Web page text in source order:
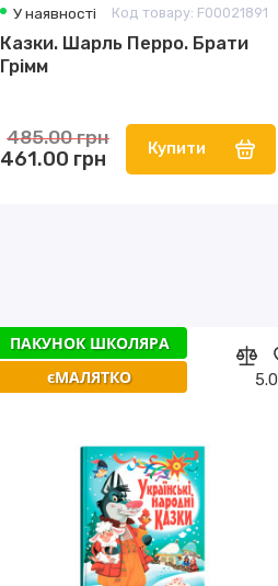
У наявності Код товару: F00021891
Казки. Шарль Перро. Брати
Грімм
461.00 грн
485.00 грн Купити
5.0
ПАКУНОК ШКОЛЯРА
єМАЛЯТКО